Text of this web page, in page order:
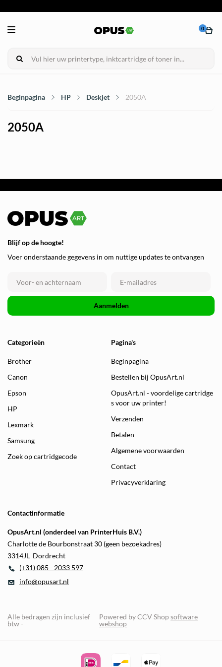
0
Beginpagina HP Deskjet 2050A
2050A
Blijf op de hoogte!
Voer onderstaande gegevens in om nuttige updates te ontvangen
Aanmelden
Categorieën
Brother
Canon
Epson
HP
Lexmark
Samsung
Zoek op cartridgecode
Pagina's
Beginpagina
Bestellen bij OpusArt.nl
OpusArt.nl - voordelige cartridge
s voor uw printer!
Verzenden
Betalen
Algemene voorwaarden
Contact
Privacyverklaring
Contactinformatie
OpusArt.nl (onderdeel van PrinterHuis B.V.)
Charlotte de Bourbonstraat 30 (geen bezoekadres)
3314JL Dordrecht
(+31) 085 - 2033 597
info@opusart.nl
Alle bedragen zijn inclusief
btw -
Powered by CCV Shopsoftware
webshop